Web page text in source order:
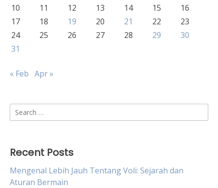
10
11 12 13 14 15
16
17
18 19 20 21 22
23
24
25 26 27 28 29
30
31
« Feb Apr »
Search
for:
Recent Posts
Mengenal Lebih Jauh Tentang Voli: Sejarah dan
Aturan Bermain